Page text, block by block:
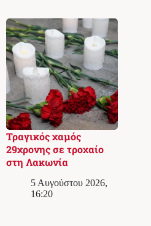
Τραγικός χαμός
29χρονης σε τροχαίο
στη Λακωνία
5 Αυγούστου 2026,
16:20